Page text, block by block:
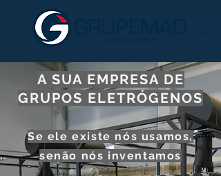
A SUA EMPRESA DE
GRUPOS ELETRÓGENOS
Se ele existe nós usamos,
senão nós inventamos